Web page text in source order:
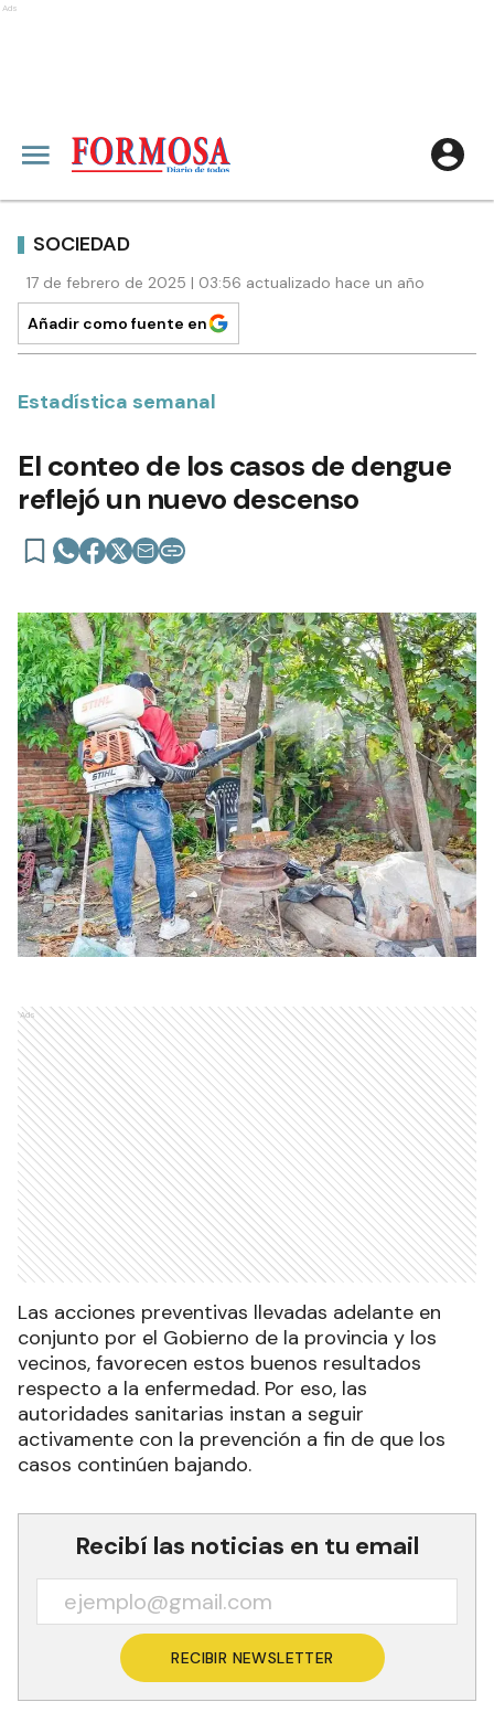
Ads
SOCIEDAD
17 de febrero de 2025 | 03:56 actualizado hace un año
Añadir como fuente en
Estadística semanal
El conteo de los casos de dengue
reflejó un nuevo descenso
Ads
Las acciones preventivas llevadas adelante en
conjunto por el Gobierno de la provincia y los
vecinos, favorecen estos buenos resultados
respecto a la enfermedad. Por eso, las
autoridades sanitarias instan a seguir
activamente con la prevención a fin de que los
casos continúen bajando.
Recibí las noticias en tu email
RECIBIR NEWSLETTER